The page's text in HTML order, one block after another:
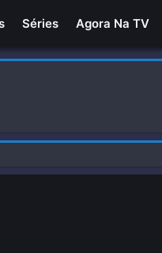
Séries Agora Na TV